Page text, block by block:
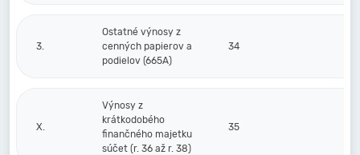
3.
Ostatné výnosy z
cenných papierov a
podielov (665A)
34
X.
Výnosy z
krátkodobého
finančného majetku
súčet (r. 36 až r. 38)
35